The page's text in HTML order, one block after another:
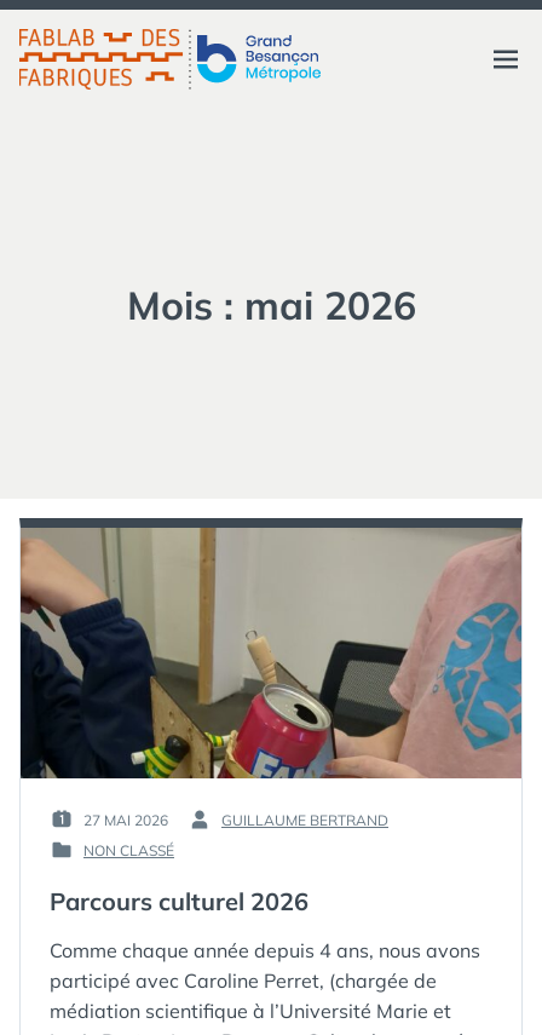
Aller
au
contenu
FABLAB DES FABRIQUES
Mois : mai 2026
PUBLIÉ
LE :
27 MAI 2026
PAR :
GUILLAUME BERTRAND
PUBLIÉ
NON CLASSÉ
Parcours culturel 2026
Comme chaque année depuis 4 ans, nous avons
participé avec Caroline Perret, (chargée de
médiation scientifique à l’Université Marie et